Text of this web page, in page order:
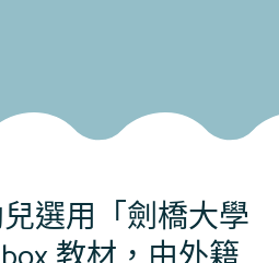
選用「劍橋大學